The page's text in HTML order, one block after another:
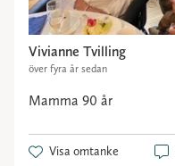
Vivianne Tvilling
över fyra år sedan
Mamma 90 år
Visa omtanke